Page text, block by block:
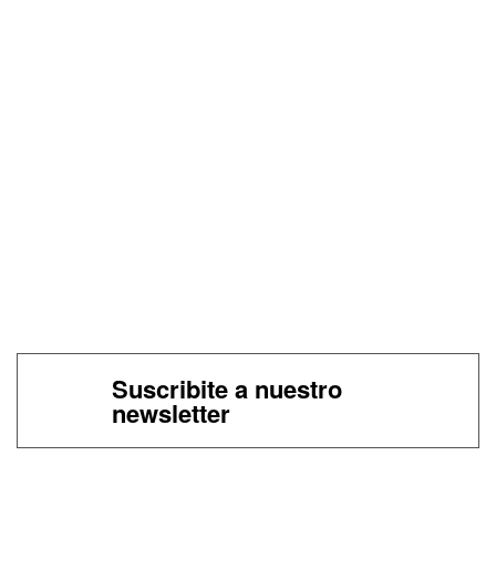
Suscribite a nuestro
newsletter